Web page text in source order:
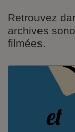
Retrouvez
archives
filmées.